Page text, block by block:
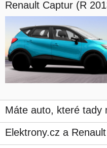
Renault Captur (R
Máte auto, které tady
Elektrony.cz a